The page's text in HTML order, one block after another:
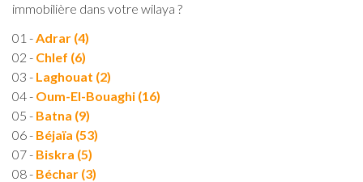
immobilière dans votre wilaya ?
01 -Adrar (4)
02 - Chlef (6)
03 - Laghouat (2)
04 - Oum-El-Bouaghi (16)
05 - Batna (9)
06 - Béjaïa (53)
07 - Biskra (5)
08 - Béchar (3)